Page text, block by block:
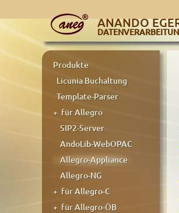
ANANDO
Produkte
Licunia Buchaltung
Template-Parser
+ für Allegro
SIP2-Server
AndoLib-WebOPAC
Allegro-Appliance
Allegro-NG
+ für Allegro-C
+ für Allegro-ÖB